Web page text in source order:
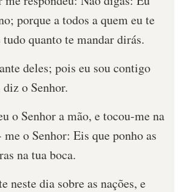
porque a todos a quem eu te
quanto te mandar dirás.
deles; pois eu sou contigo
o Senhor.
o Senhor a mão, e tocou-me na
me o Senhor: Eis que ponho as
na tua boca.
neste dia sobre as nações, e